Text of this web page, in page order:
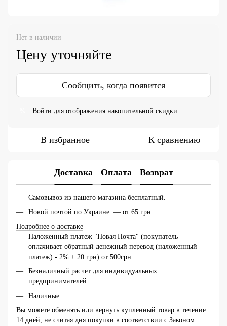
Нет в наличии
Цену уточняйте
Сообщить, когда появится
Войти для отображения накопительной скидки
В избранное К сравнению
Доставка Оплата Возврат
Самовывоз из нашего магазина бесплатный.
Новой почтой по Украине — от 65 грн.
Подробнее о доставке
Наложенный платеж "Новая Почта" (покупатель
оплачивает обратный денежный перевод (наложенный
платеж) - 2% + 20 грн) от 500грн
Безналичный расчет для индивидуальных
предпринимателей
Наличные
Вы можете обменять или вернуть купленный товар в течение
14 дней, не считая дня покупки в соответствии с Законом